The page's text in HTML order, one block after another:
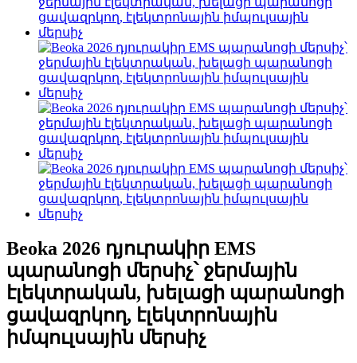
Beoka 2026 դյուրակիր EMS
պարանոցի մերսիչ՝ ջերմային
էլեկտրական, խելացի պարանոցի
ցավազրկող, էլեկտրոնային
իմպուլսային մերսիչ